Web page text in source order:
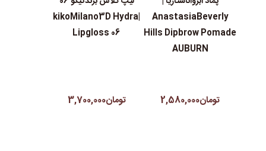
AnastasiaBeverly
Hills Dipbrow Pomade
AUBURN
تومان2,580,000
|kikoMilano3D Hydra
Lipgloss 06
تومان3,700,000